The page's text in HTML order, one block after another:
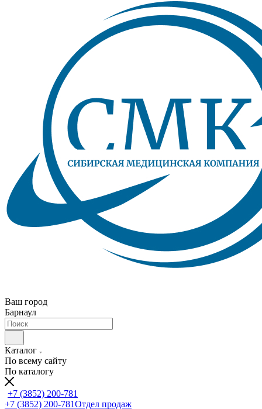
Ваш город
Барнаул
Каталог
По всему сайту
По каталогу
+7 (3852) 200-781
+7 (3852) 200-781Отдел продаж